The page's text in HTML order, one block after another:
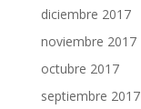
diciembre 2017
noviembre 2017
octubre 2017
septiembre 2017